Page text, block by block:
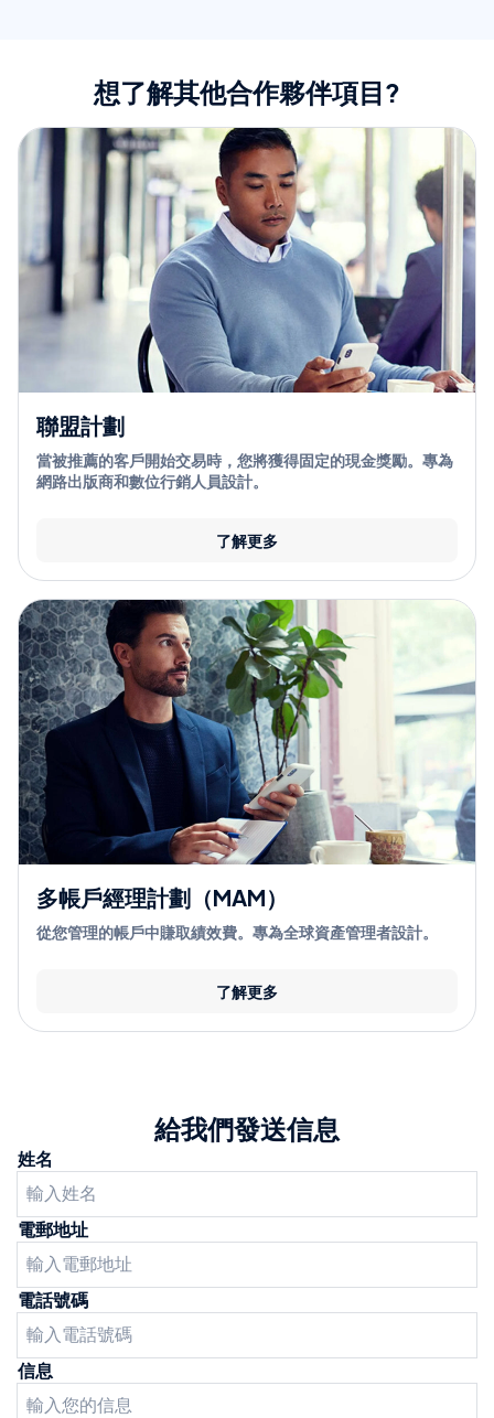
想了解其他合作夥伴項目?
聯盟計劃
當被推薦的客戶開始交易時，您將獲得固定的現金獎勵。專為
網路出版商和數位行銷人員設計。
了解更多
多帳戶經理計劃（MAM）
從您管理的帳戶中賺取績效費。專為全球資產管理者設計。
了解更多
給我們發送信息
姓名
電郵地址
電話號碼
信息